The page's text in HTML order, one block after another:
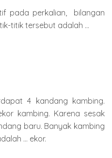
pada perkalian, bilangan
titik tersebut adalah ...
4 kandang kambing.
kambing. Karena sesak
baru. Banyak kambing
... ekor.